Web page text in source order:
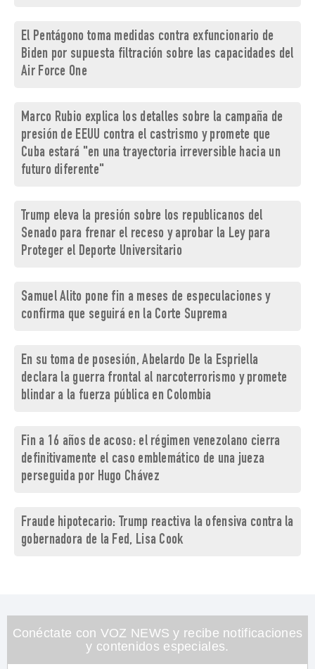
El Pentágono toma medidas contra exfuncionario de
Biden por supuesta filtración sobre las capacidades del
Air Force One
Marco Rubio explica los detalles sobre la campaña de
presión de EEUU contra el castrismo y promete que
Cuba estará "en una trayectoria irreversible hacia un
futuro diferente"
Trump eleva la presión sobre los republicanos del
Senado para frenar el receso y aprobar la Ley para
Proteger el Deporte Universitario
Samuel Alito pone fin a meses de especulaciones y
confirma que seguirá en la Corte Suprema
En su toma de posesión, Abelardo De la Espriella
declara la guerra frontal al narcoterrorismo y promete
blindar a la fuerza pública en Colombia
Fin a 16 años de acoso: el régimen venezolano cierra
definitivamente el caso emblemático de una jueza
perseguida por Hugo Chávez
Fraude hipotecario: Trump reactiva la ofensiva contra la
gobernadora de la Fed, Lisa Cook
Conéctate con VOZ NEWS y recibe notificaciones
y contenidos especiales.